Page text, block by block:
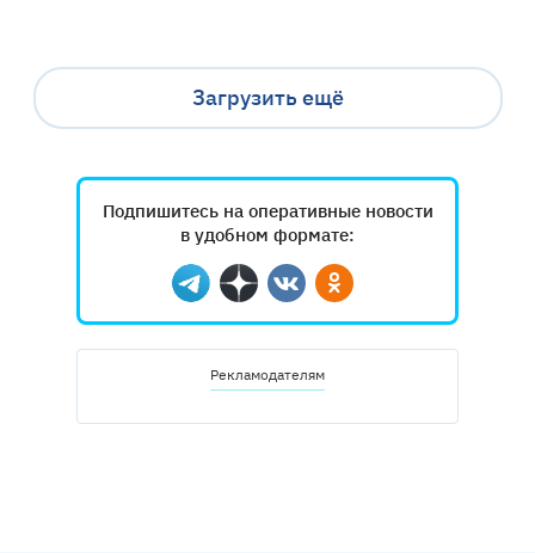
Загрузить ещё
Подпишитесь на оперативные новости
в удобном формате:
Telegram
ДзенВконтактеОдноклассники
Рекламодателям